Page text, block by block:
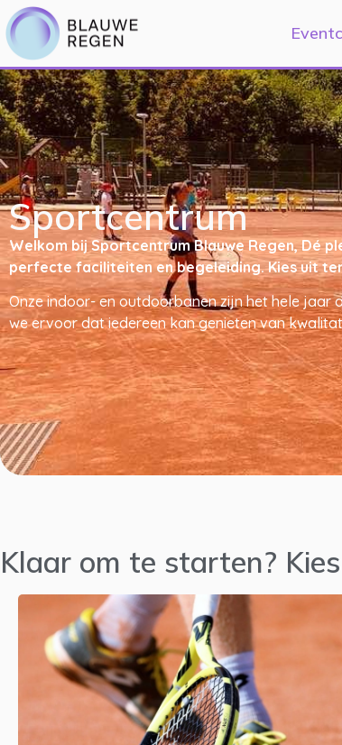
Sportcentrum
Welkom bij Sportcentrum Blauwe Regen, Dé
perfecte faciliteiten en begeleiding. Kies uit
Onze indoor- en outdoorbanen zijn het hele jaar
we ervoor dat iedereen kan genieten van
Klaar om te starten?